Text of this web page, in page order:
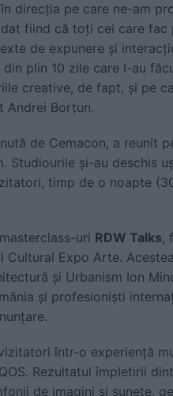
direcția pe care ne-am
fiind că toți cei care
de expunere și
plin 10 zile care l-au
creative, de fapt, și pe
Andrei Borțun.
de Cemacon, a reunit
Studiourile și-au deschis
timp de o noapte
uri RDW Talks,
Cultural Expo Arte.
și Urbanism Ion
și profesioniști
într-o experiență
Rezultatul împletirii
de imagini și sunete,